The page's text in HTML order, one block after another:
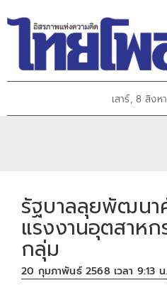
เสาร์, 8 สิง
รัฐบาลลุยพัฒน
แรงงานอุตสาห
กลุ่ม
20 กุมภาพันธ์ 2568 เวลา 9:13 น.